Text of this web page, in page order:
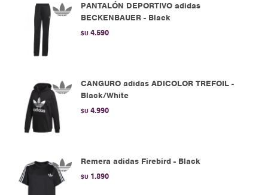
PANTALÓN DEPORTIVO adidas
BECKENBAUER - Black
$U 4.590
CANGURO adidas ADICOLOR TREFOIL -
Black/White
$U 4.990
Remera adidas Firebird - Black
$U 1.890